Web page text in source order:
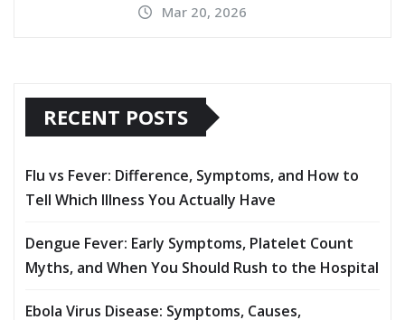
Mar 20, 2026
RECENT POSTS
Flu vs Fever: Difference, Symptoms, and How to
Tell Which Illness You Actually Have
Dengue Fever: Early Symptoms, Platelet Count
Myths, and When You Should Rush to the Hospital
Ebola Virus Disease: Symptoms, Causes,